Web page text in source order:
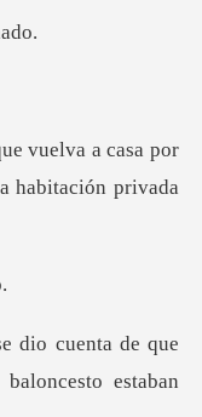
a a casa por
enta de que